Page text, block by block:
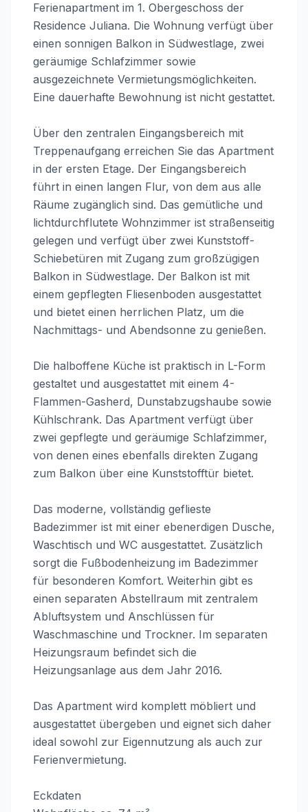
Ferienapartment im 1. Obergeschoss der
Residence Juliana. Die Wohnung verfügt über
einen sonnigen Balkon in Südwestlage, zwei
geräumige Schlafzimmer sowie
ausgezeichnete Vermietungsmöglichkeiten.
Eine dauerhafte Bewohnung ist nicht gestattet.
Über den zentralen Eingangsbereich mit
Treppenaufgang erreichen Sie das Apartment
in der ersten Etage. Der Eingangsbereich
führt in einen langen Flur, von dem aus alle
Räume zugänglich sind. Das gemütliche und
lichtdurchflutete Wohnzimmer ist straßenseitig
gelegen und verfügt über zwei Kunststoff-
Schiebetüren mit Zugang zum großzügigen
Balkon in Südwestlage. Der Balkon ist mit
einem gepflegten Fliesenboden ausgestattet
und bietet einen herrlichen Platz, um die
Nachmittags- und Abendsonne zu genießen.
Die halboffene Küche ist praktisch in L-Form
gestaltet und ausgestattet mit einem 4-
Flammen-Gasherd, Dunstabzugshaube sowie
Kühlschrank. Das Apartment verfügt über
zwei gepflegte und geräumige Schlafzimmer,
von denen eines ebenfalls direkten Zugang
zum Balkon über eine Kunststofftür bietet.
Das moderne, vollständig geflieste
Badezimmer ist mit einer ebenerdigen Dusche,
Waschtisch und WC ausgestattet. Zusätzlich
sorgt die Fußbodenheizung im Badezimmer
für besonderen Komfort. Weiterhin gibt es
einen separaten Abstellraum mit zentralem
Abluftsystem und Anschlüssen für
Waschmaschine und Trockner. Im separaten
Heizungsraum befindet sich die
Heizungsanlage aus dem Jahr 2016.
Das Apartment wird komplett möbliert und
ausgestattet übergeben und eignet sich daher
ideal sowohl zur Eigennutzung als auch zur
Ferienvermietung.
Eckdaten